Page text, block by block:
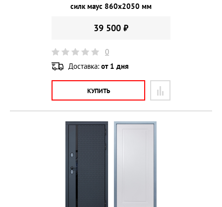
силк маус 860х2050 мм
39 500 ₽
0
Доставка: от 1 дня
КУПИТЬ